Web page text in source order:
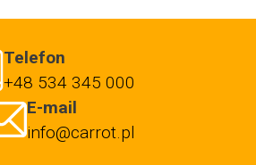
Telefon
+48 534 345 000
E-mail
info@carrot.pl